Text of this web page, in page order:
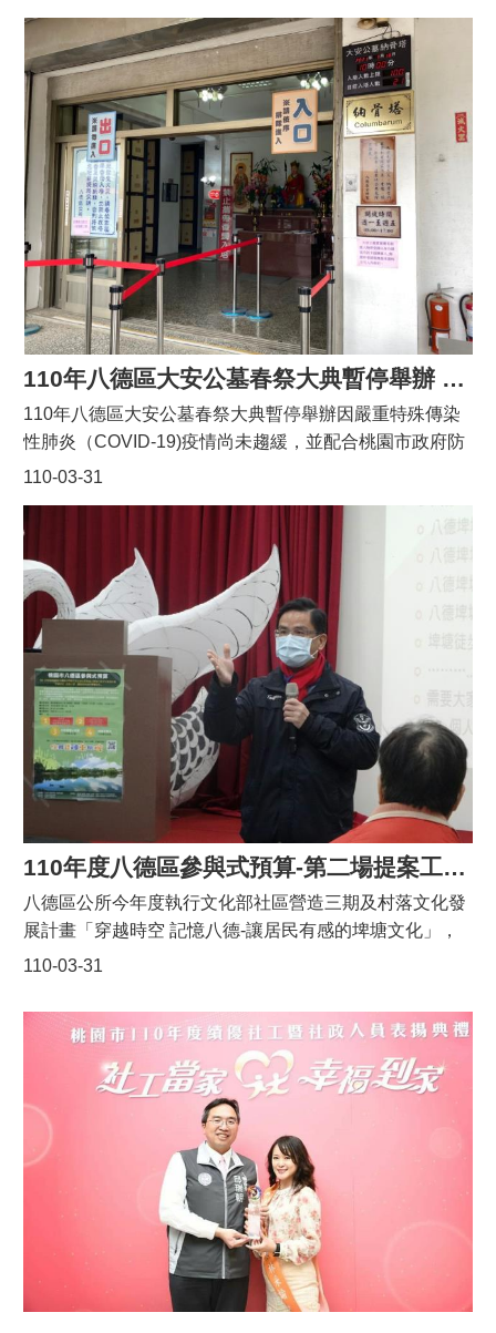
及民眾，希望在新的一年，每個人都如兔子般活潑，跳
躍，更上一層樓。八德區長蔡豊展代表本所同仁感謝王副
市長的蒞臨及祝福，同時敬祝王副市長及大家新年快樂、
鴻兔大展、闔家幸福。
110年八德區大安公墓春祭大典暫停舉辦 採分流前往
110-03-31
110年八德區大安公墓春祭大典暫停舉辦因嚴重特殊傳染
性肺炎（COVID-19)疫情尚未趨緩，並配合桃園市政府防
疫政策，本公所今（110）年清明掃墓5大防疫措施，敬請
公墓並延長納骨塔祭祀時間3、規劃室內動線控管人流4、
加強防疫宣導5、線上追思服務#延長並提前大安公墓開
放：自3月1日起至4月5日止每天上午8時至下午5時（每日
開放）#分流：請多利用週一至週五前往，避免假日人車
擁擠。#關於納骨塔追思的防疫政策：1、務必配戴口罩。
2、實名制登記：請以身分證或市民卡感應入內。3、納骨
塔門口設有熱顯像儀、酒精消毒機及數位人流顯示機，可
控管人員體溫及管制人數。4、納骨塔外搭設開放式帳棚
及祭拜桌，可於塔外祭拜。5、盡量分散時間追思祭祖並
遵守現場動線引導。#新塔工程進度說明大安公墓納骨塔
新塔工程由桃園市殯葬管理所辦理，預計110年4月底完
工，7月啟用；主體為地上七層，地下兩層納骨塔。第一
階段完工後將提供2萬2,789個櫃位(包括：單人骨灰櫃位、
雙人骨灰櫃位、骨骸櫃位、牌位、軍人櫃位)，屆時收費標
準等資訊會公布於八德區公所官網。
110年度八德區參與式預算-第二場提案工作坊
110-03-31
八德區公所今年度執行文化部社區營造三期及村落文化發
展計畫「穿越時空 記憶八德-讓居民有感的埤塘文化」，
由人文課辦理八德區參與式預算，3/22於瑞發市民活動中
自蒞臨致詞勉勵，八德區公所主任秘書呂理正、桃園市政
府研考會組長游騰穎、研究員朱泳家及議員段樹文服務處
主任呂淑妃亦與會關心。副秘書長邱俊銘表示作為在地八
德人，他心裡也有關於埤塘深刻的記憶，惟與新生代對埤
塘的印象大為不同。隨著埤塘功能的轉型，要呈現什麼樣
的埤塘文化，並重新創造不同世代共有的新記憶，是個非
常好的議題，需要大家集思廣益，發揮創意和巧思，市府
推動公民參與，就是希望公民透過開放的討論與意見交
換，來達成彼此都能接受的決定，由下而上的發想，形成
多數認同的計畫需求，再通過在地公民的投票，選出高度
認同的方案加以執行，感謝在地居民今天的參與。